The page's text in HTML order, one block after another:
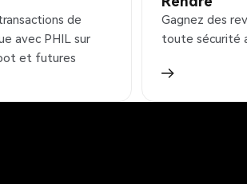
de
avec PHIL sur
et futures
Gagnez des
toute sécurité